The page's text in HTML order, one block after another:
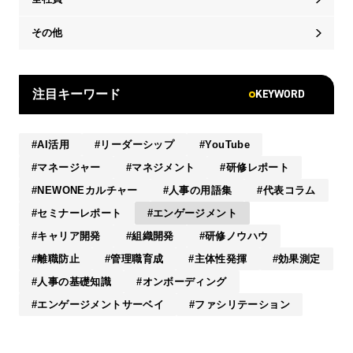
その他
注目キーワード KEYWORD
AI活用 リーダーシップ
YouTube
マネージャー
マネジメント
研修レポート
NEWONEカルチャー
人事の用語集
代表コラム
セミナーレポート
エンゲージメント
キャリア開発
組織開発
研修ノウハウ
離職防止
管理職育成 主体性発揮
効果測定
人事の基礎知識
オンボーディング
エンゲージメントサーベイ
ファシリテーション